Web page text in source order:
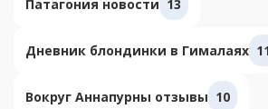
Патагония новости 13
Дневник блондинки в Гималаях
Вокруг Аннапурны отзывы 10